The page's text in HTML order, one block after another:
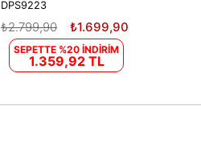
DPS9223
₺1.699,90
₺2.799,90
SEPETTE %20 İNDİRİM
1.359,92 TL